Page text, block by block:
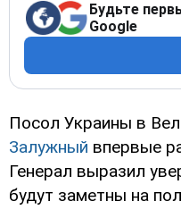
Будьте
Google
Посол Украины в
Залужный впервые
Генерал выразил
будут заметны на